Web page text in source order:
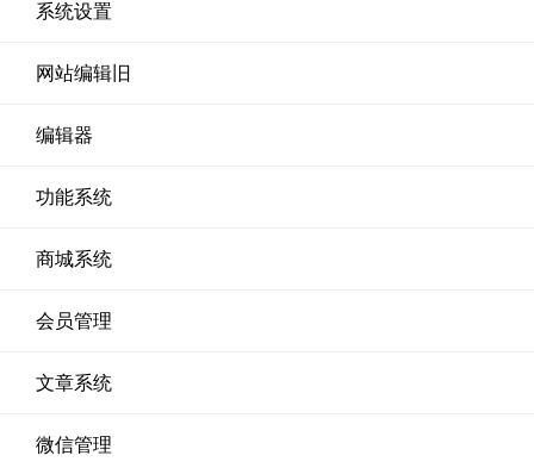
系统设置
网站编辑旧
编辑器
功能系统
商城系统
会员管理
文章系统
微信管理